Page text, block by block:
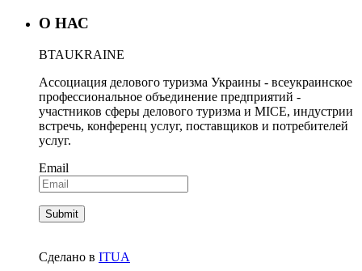
О НАС
BTAUKRAINE
Ассоциация делового туризма Украины - всеукраинское
профессиональное объединение предприятий -
участников сферы делового туризма и MICE, индустрии
встречь, конференц услуг, поставщиков и потребителей
услуг.
Email
Сделано в ITUA